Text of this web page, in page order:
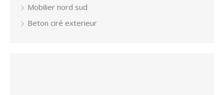
Mobilier nord sud
Beton ciré exterieur